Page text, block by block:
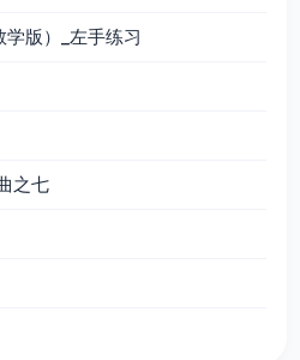
版）_左手练习
之七